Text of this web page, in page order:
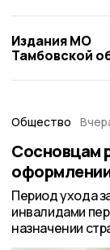
Издания МО
Тамбовской
Общество
Сосновцам
Период ухода
инвалидами
назначении